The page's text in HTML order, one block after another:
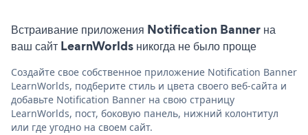
Встраивание приложения Notification Banner на
ваш сайт LearnWorlds никогда не было проще
Создайте свое собственное приложение Notification Banner
LearnWorlds, подберите стиль и цвета своего веб-сайта и
добавьте Notification Banner на свою страницу
LearnWorlds, пост, боковую панель, нижний колонтитул
или где угодно на своем сайт.